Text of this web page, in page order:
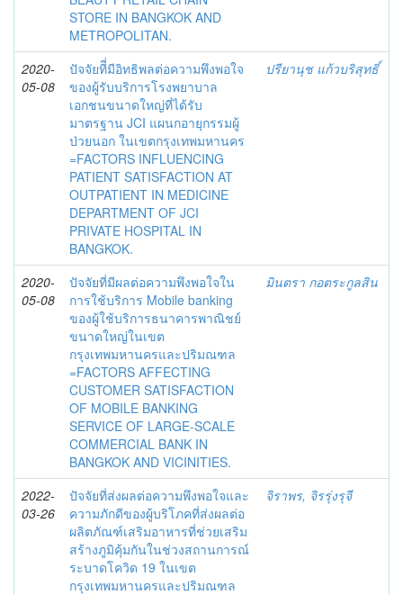
STORE IN BANGKOK AND
METROPOLITAN.
2020-
05-08
ปัจจัยทีี่มีอิทธิพลต่อความพึงพอใจ
ของผู้รับบริการโรงพยาบาล
เอกชนขนาดใหญ่ที่ได้รับ
มาตรฐาน JCI แผนกอายุกรรมผู้
ป่วยนอก ในเขตกรุงเทพมหานคร
=FACTORS INFLUENCING
PATIENT SATISFACTION AT
OUTPATIENT IN MEDICINE
DEPARTMENT OF JCI
PRIVATE HOSPITAL IN
BANGKOK.
ปรียานุช แก้วบริสุทธิ์
2020-
05-08
ปัจจัยที่มีผลต่อความพึงพอใจใน
การใช้บริการ Mobile banking
ของผู้ใช้บริการธนาคารพาณิชย์
ขนาดใหญ่ในเขต
กรุงเทพมหานครและปริมณฑล
=FACTORS AFFECTING
CUSTOMER SATISFACTION
OF MOBILE BANKING
SERVICE OF LARGE-SCALE
COMMERCIAL BANK IN
BANGKOK AND VICINITIES.
มินตรา กอตระกูลสิน
2022-
03-26
ปัจจัยที่ส่งผลต่อความพึงพอใจและ
ความภักดีของผู้บริโภคที่ส่งผลต่อ
ผลิตภัณฑ์เสริมอาหารที่ช่วยเสริม
สร้างภูมิคุ้มกันในช่วงสถานการณ์
ระบาดโควิด 19 ในเขต
กรุงเทพมหานครและปริมณฑล
จิราพร, จิรรุ่งรุจี